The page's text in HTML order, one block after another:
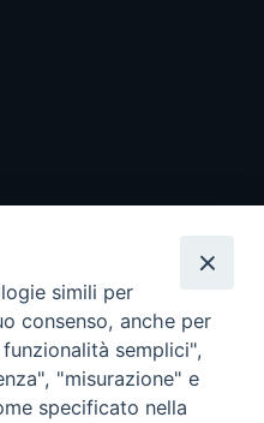
simili per
consenso, anche per
semplici",
"misurazione" e
specificato nella